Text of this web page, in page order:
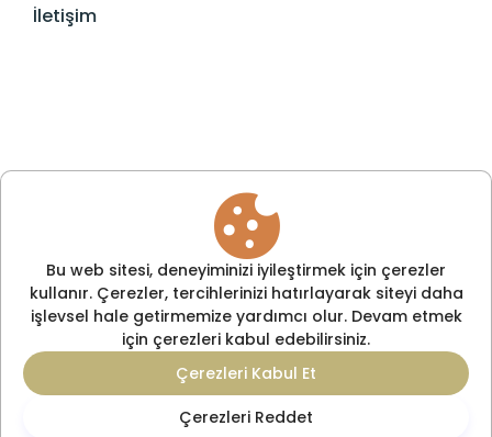
İletişim
© Cupra Training •Tüm Hakları Saklıdır
Bu web sitesi, deneyiminizi iyileştirmek için çerezler
kullanır. Çerezler, tercihlerinizi hatırlayarak siteyi daha
işlevsel hale getirmemize yardımcı olur. Devam etmek
için çerezleri kabul edebilirsiniz.
Çerezleri Kabul Et
Çerezleri Reddet